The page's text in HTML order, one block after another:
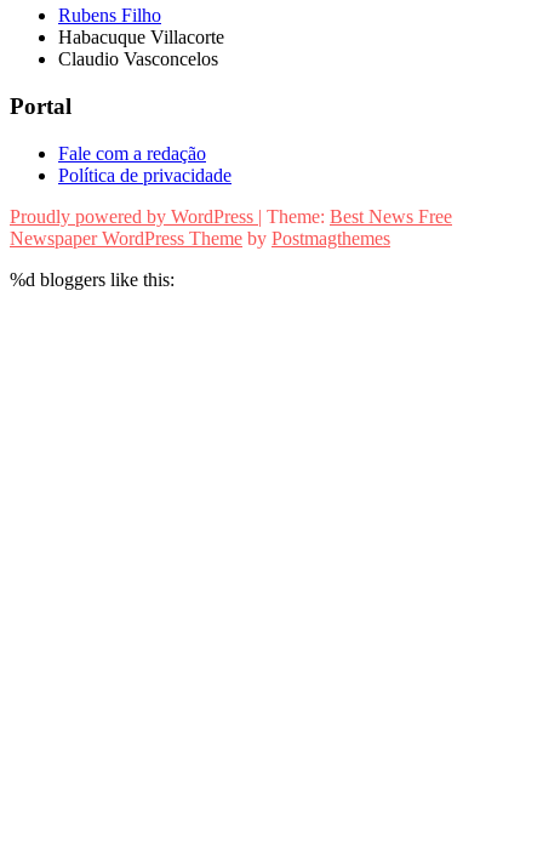
Rubens Filho
Habacuque Villacorte
Claudio Vasconcelos
Portal
Fale com a redação
Política de privacidade
Proudly powered by WordPress | Theme: Best News Free
Newspaper WordPress Theme by Postmagthemes
%d bloggers like this: